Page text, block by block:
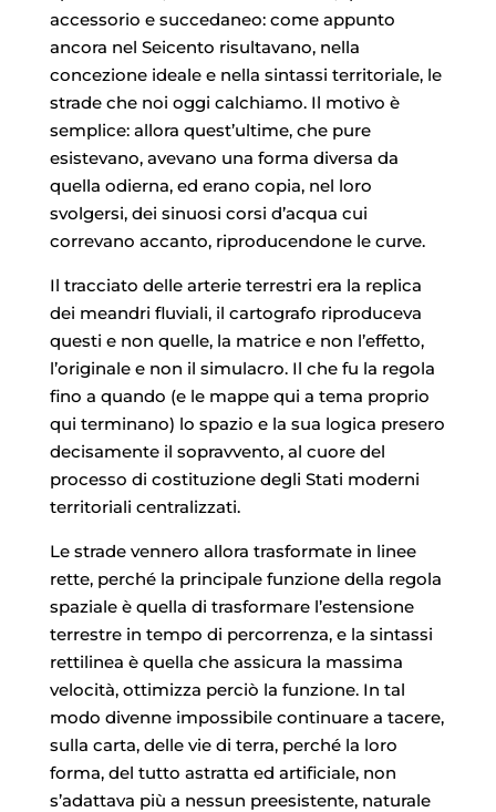
accessorio e succedaneo: come appunto
ancora nel Seicento risultavano, nella
concezione ideale e nella sintassi territoriale, le
strade che noi oggi calchiamo. Il motivo è
semplice: allora quest’ultime, che pure
esistevano, avevano una forma diversa da
quella odierna, ed erano copia, nel loro
svolgersi, dei sinuosi corsi d’acqua cui
correvano accanto, riproducendone le curve.
Il tracciato delle arterie terrestri era la replica
dei meandri fluviali, il cartografo riproduceva
questi e non quelle, la matrice e non l’effetto,
l’originale e non il simulacro. Il che fu la regola
fino a quando (e le mappe qui a tema proprio
qui terminano) lo spazio e la sua logica presero
decisamente il sopravvento, al cuore del
processo di costituzione degli Stati moderni
territoriali centralizzati.
Le strade vennero allora trasformate in linee
rette, perché la principale funzione della regola
spaziale è quella di trasformare l’estensione
terrestre in tempo di percorrenza, e la sintassi
rettilinea è quella che assicura la massima
velocità, ottimizza perciò la funzione. In tal
modo divenne impossibile continuare a tacere,
sulla carta, delle vie di terra, perché la loro
forma, del tutto astratta ed artificiale, non
s’adattava più a nessun preesistente, naturale